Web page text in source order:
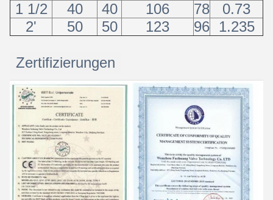
1 1/2
40 40 106 78
0.73
2'
50 50 123 96 1.235
Zertifizierungen